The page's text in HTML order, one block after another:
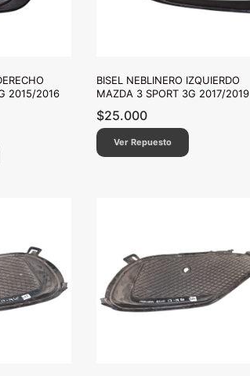
2015/2016
BISEL NEBLINERO IZQUIERDO
MAZDA 3 SPORT 3G 2017/2019
$25.000
Ver Repuesto